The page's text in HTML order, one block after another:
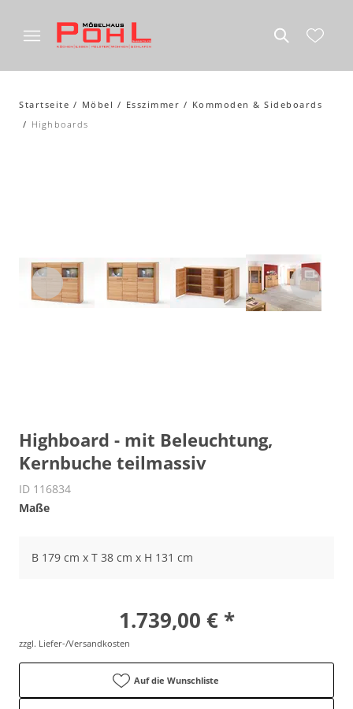
Startseite Möbel Esszimmer
Kommoden & Sideboards
Highboards
Highboard - mit Beleuchtung,
Kernbuche teilmassiv
ID 116834
Maße
B 179 cm x T 38 cm x H 131 cm
1.739,00 € *
zzgl. Liefer-/Versandkosten
Auf die Wunschliste